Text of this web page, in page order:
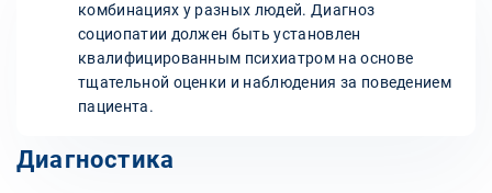
комбинациях у разных людей. Диагноз
социопатии должен быть установлен
квалифицированным психиатром на основе
тщательной оценки и наблюдения за поведением
пациента.
Диагностика